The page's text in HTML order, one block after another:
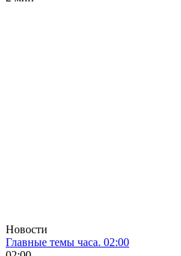
Новости
Главные темы часа. 02:00